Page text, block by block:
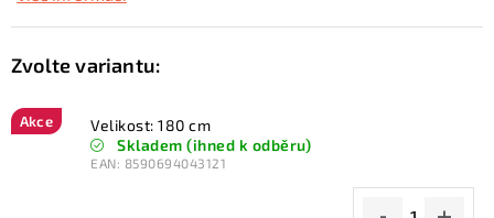
Akce
Velikost: 180 cm
Skladem (ihned k odběru)
EAN: 8590694043121